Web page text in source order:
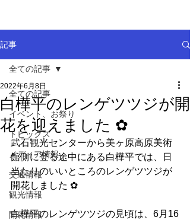
記事
全ての記事
イベント、お祭り
トピックス
メディア情報
交通情報
観光情報
開花情報
全ての記事
白樺平のレンゲツツジが開
花を迎えました ✿
2022年6月8日
武石観光センターから美ヶ原高原美術
館側に登る途中にある白樺平では、日
当たりのいいところのレンゲツツジが
開花しました ✿
白樺平のレンゲツツジの見頃は、6月16